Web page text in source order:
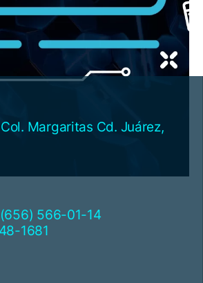
Margaritas Cd. Juárez,
566-01-14
1681